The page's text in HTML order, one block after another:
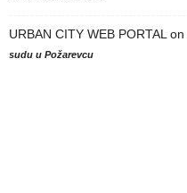
URBAN CITY WEB PORTAL on
sudu u Požarevcu